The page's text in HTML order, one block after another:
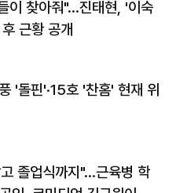
이 찾아줘"…진태현, '이숙
근황 공개
'돌핀'·15호 '찬홈' 현재 위
졸업식까지"…근육병 학